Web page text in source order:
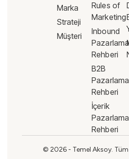
Marka
Strateji
Müşteri
Rules of
Marketing
Inbound
Pazarlama
Rehberi
B2B
Pazarlama
Rehberi
İçerik
Rehberi
© 2026 - Temel Aksoy. Tüm